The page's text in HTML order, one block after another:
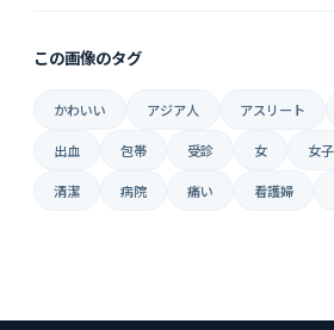
この画像のタグ
かわいい アジア人 アスリート
出血 包帯 受診 女 女子
清潔 病院 痛い 看護婦